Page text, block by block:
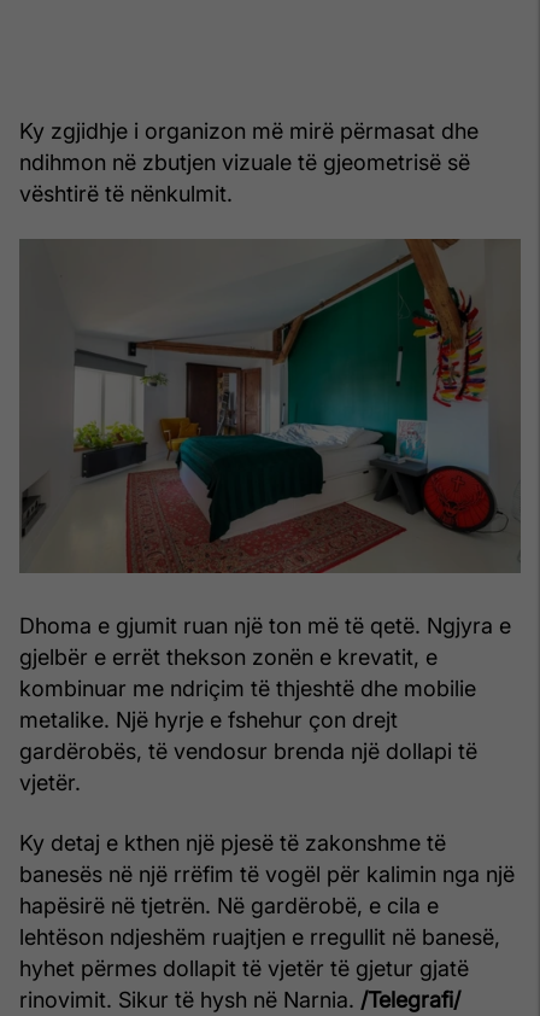
Ky zgjidhje i organizon më mirë përmasat dhe
ndihmon në zbutjen vizuale të gjeometrisë së
vështirë të nënkulmit.
Dhoma e gjumit ruan një ton më të qetë. Ngjyra e
gjelbër e errët thekson zonën e krevatit, e
kombinuar me ndriçim të thjeshtë dhe mobilie
metalike. Një hyrje e fshehur çon drejt
gardërobës, të vendosur brenda një dollapi të
vjetër.
Ky detaj e kthen një pjesë të zakonshme të
banesës në një rrëfim të vogël për kalimin nga një
hapësirë në tjetrën. Në gardërobë, e cila e
lehtëson ndjeshëm ruajtjen e rregullit në banesë,
hyhet përmes dollapit të vjetër të gjetur gjatë
rinovimit. Sikur të hysh në Narnia. /Telegrafi/